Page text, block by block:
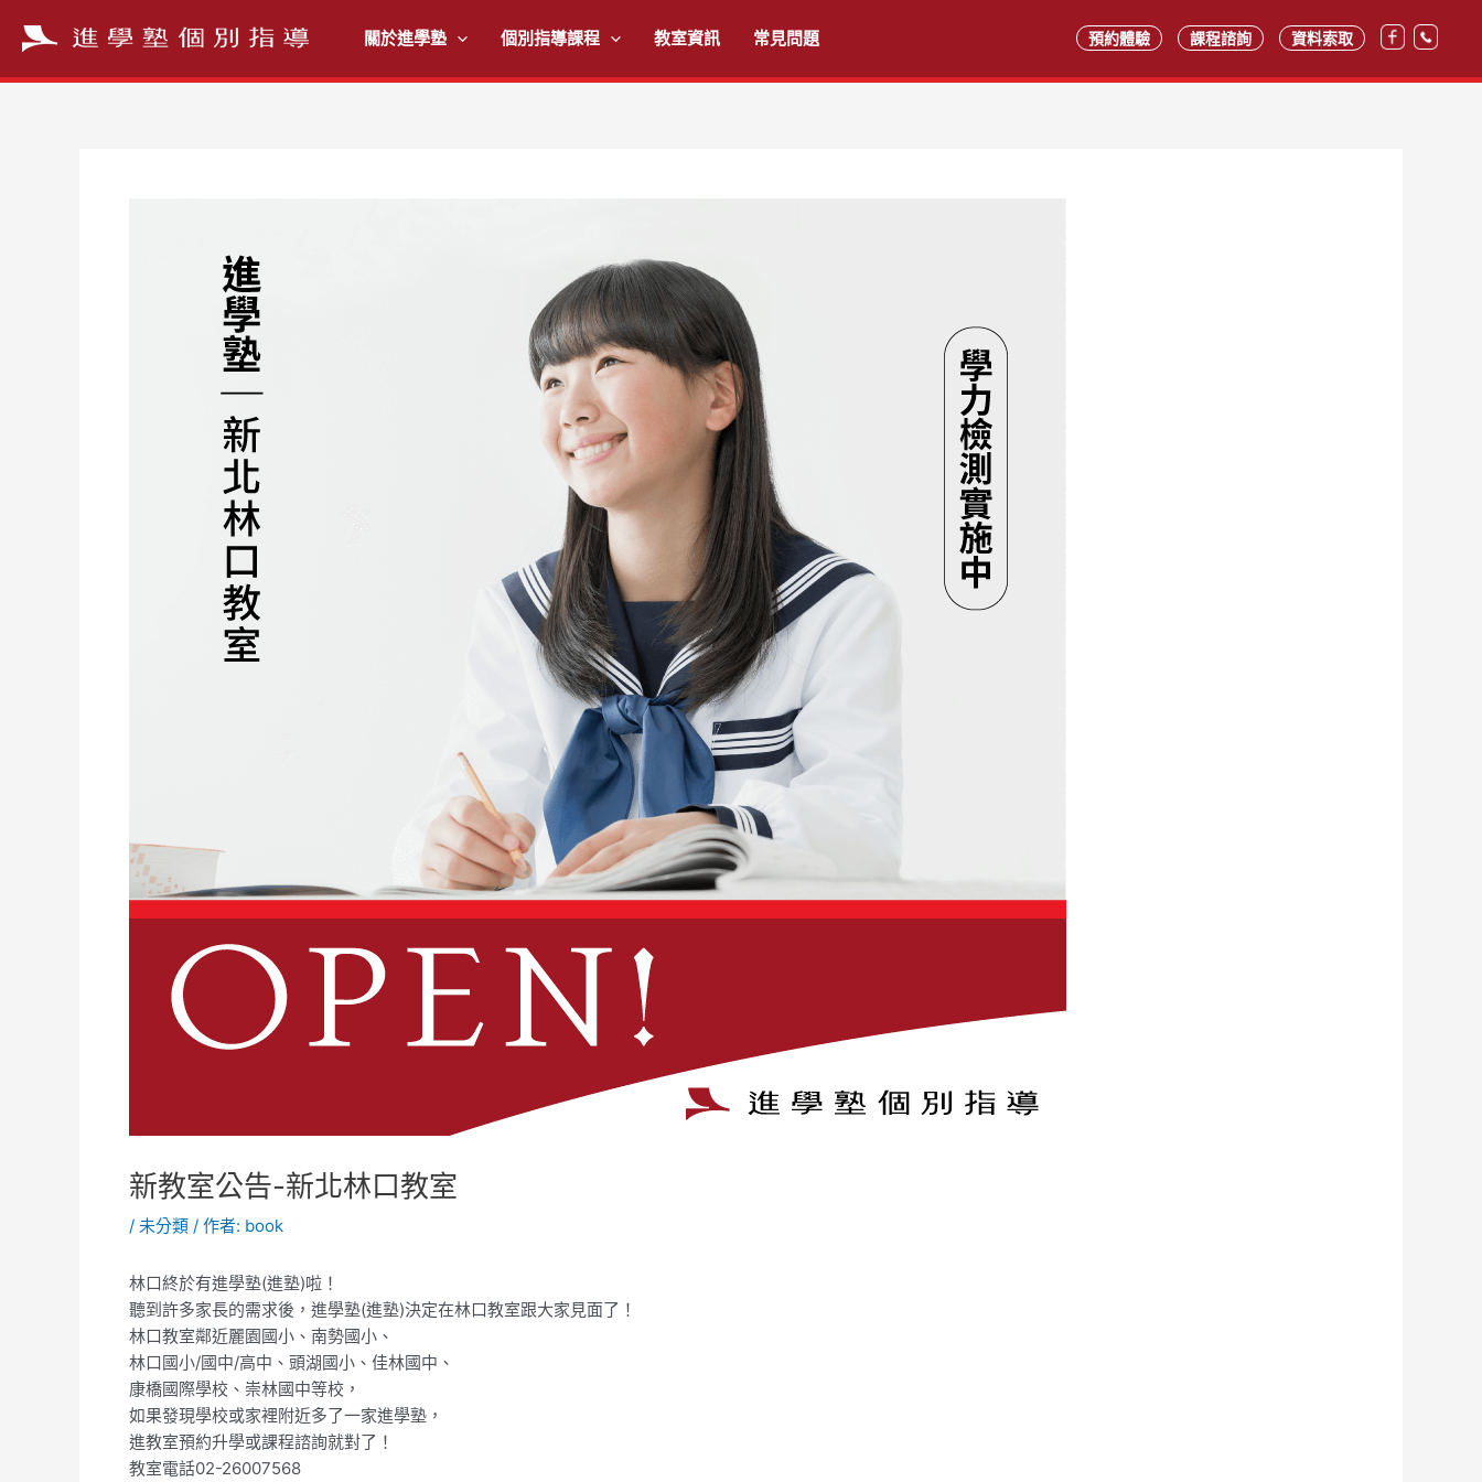
關於進學塾 個別指導課程 教室資訊 常見問題 預約體驗 課程諮詢 資料索取
新教室公告-新北林口教室
/ 未分類 / 作者: book
林口終於有進學塾(進塾)啦！
聽到許多家長的需求後，進學塾(進塾)決定在林口教室跟大家見面了！
林口教室鄰近麗園國小、南勢國小、
林口國小/國中/高中、頭湖國小、佳林國中、
康橋國際學校、崇林國中等校，
如果發現學校或家裡附近多了一家進學塾，
進教室預約升學或課程諮詢就對了！
教室電話02-26007568